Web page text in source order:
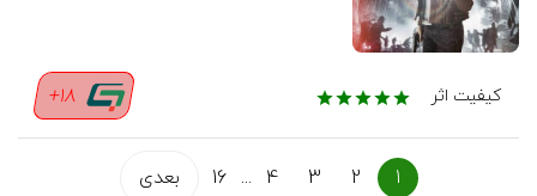
کیفیت اثر 18+
1
2
3
4
...
16 بعدی